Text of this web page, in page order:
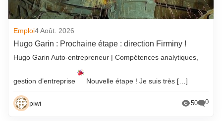
Emploi4 Août. 2026
Hugo Garin : Prochaine étape : direction Firminy !
Hugo Garin Auto-entrepreneur | Compétences analytiques,
gestion d’entreprise Nouvelle étape ! Je suis très […]
piwi 50 0